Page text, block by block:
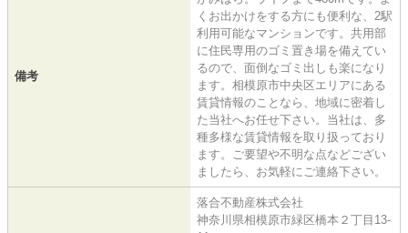
備考
くお出かけをする方にも便利な、2駅
利用可能なマンションです。共用部
に住民専用のゴミ置き場を備えてい
るので、面倒なゴミ出しも楽になり
ます。相模原市中央区エリアにある
賃貸情報のことなら、地域に密着し
た当社へお任せ下さい。当社は、多
種多様な賃貸情報を取り扱っており
ます。ご要望や不明な点などござい
ましたら、お気軽にご連絡下さい。
落合不動産株式会社
神奈川県相模原市緑区橋本２丁目13-